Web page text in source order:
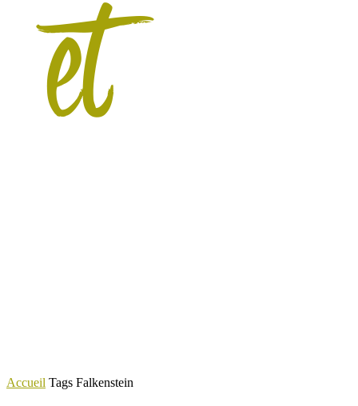
Accueil Tags Falkenstein